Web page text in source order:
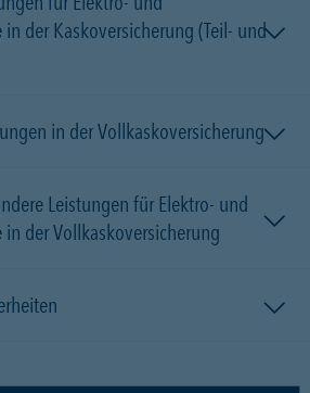
der Kaskoversicherung (Teil- und
in der Vollkaskoversicherung
Leistungen für Elektro- und
der Vollkaskoversicherung